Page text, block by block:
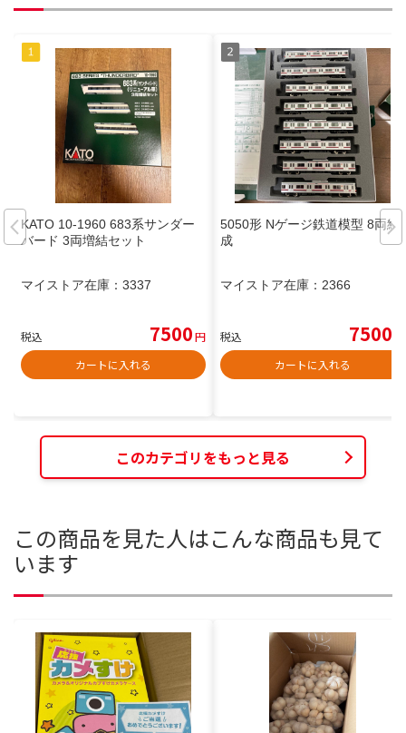
KATO 10-1960 683系サンダー
バード 3両増結セット
マイストア在庫： 3337
税込 7500円
カートに入れる
5050形 Nゲージ鉄道模型 8両編
成
マイストア在庫： 2366
税込 7500
カートに入れる
このカテゴリをもっと見る
この商品を見た人はこんな商品も見て
います